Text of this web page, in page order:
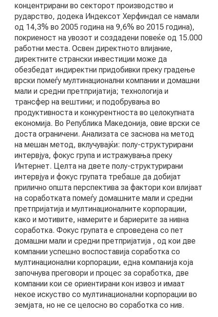
КОНТАКТ
ENG
концентрирани во секторот производство и
рударство, додека Индексот Херфиндал се намали
од 14,3% во 2005 година на 9,6% во 2015 година),
покриеност на увозот и создадени повеќе од 15.000
работни места. Освен директното влијание,
директните странски инвестиции може да
обезбедат индиректни придобивки преку градење
врски помеѓу мултинационални компании и домашни
мали и средни претпријатија; технологија и
трансфер на вештини; и подобрувања во
продуктивноста и конкурентноста во целокупната
економија. Во Република Македонија, овие врски се
доста ограничени. Анализата се заснова на метод
на мешан метод, вклучувајќи: полу-структурирани
интервјуа, фокус група и истражувања преку
Интернет. Целта на двете полу-структурирани
интервјуа и фокус групата требаше да добијат
прилично општа перспектива за фактори кои влијаат
на соработката помеѓу домашните мали и средни
претпријатија и мултинационалните корпорации,
како и мотивите, намерите и бариерите за нивна
соработка. Фокус групата е спроведена со пет
домашни мали и средни претпријатија , од кои две
компании успешно воспоставија соработка со
мултинационални корпорации, една компанија која
започнува преговори и процес за соработка, две
компании кои се ориентирани кон извоз и имаат
некое искуство со мултинационални корпорации во
земјата, но не се целосно во соработка со нив.